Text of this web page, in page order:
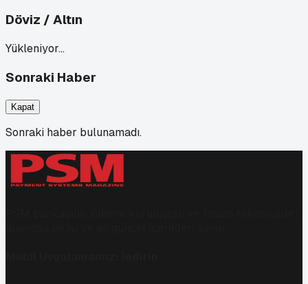
Döviz / Altın
Yükleniyor…
Sonraki Haber
Kapat
Sonraki haber bulunamadı.